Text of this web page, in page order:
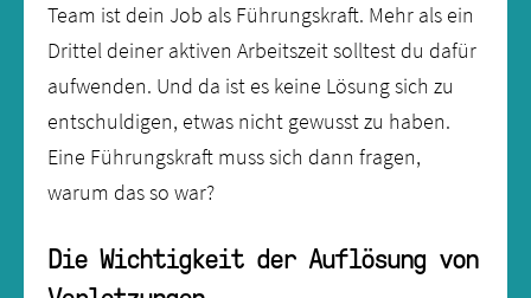
Team ist dein Job als Führungskraft. Mehr als ein
Drittel deiner aktiven Arbeitszeit solltest du dafür
aufwenden. Und da ist es keine Lösung sich zu
entschuldigen, etwas nicht gewusst zu haben.
Eine Führungskraft muss sich dann fragen,
warum das so war?
Die Wichtigkeit der Auflösung von